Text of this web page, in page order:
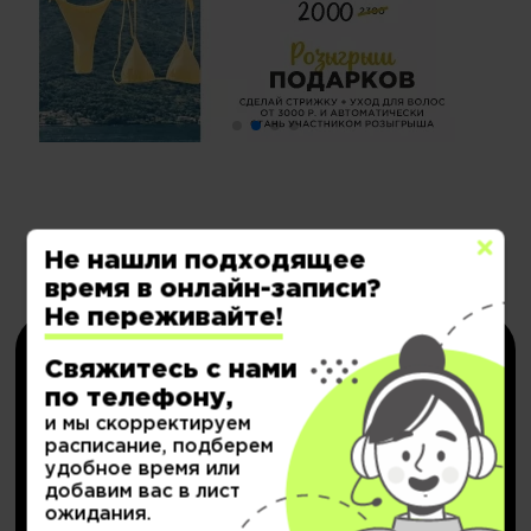
Электронные сертификаты на
депозит со скидкой
НОВИНКА!
Не нашли подходящее
время в онлайн-записи?
Не переживайте!
Свяжитесь с нами
по телефону,
и мы скорректируем
расписание, подберем
удобное время или
добавим вас в лист
ожидания.